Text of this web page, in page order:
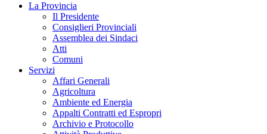
La Provincia
Il Presidente
Consiglieri Provinciali
Assemblea dei Sindaci
Atti
Comuni
Servizi
Affari Generali
Agricoltura
Ambiente ed Energia
Appalti Contratti ed Espropri
Archivio e Protocollo